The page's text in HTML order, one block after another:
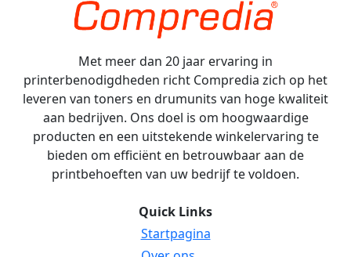
Met meer dan 20 jaar ervaring in
printerbenodigdheden richt Compredia zich op het
leveren van toners en drumunits van hoge kwaliteit
aan bedrijven. Ons doel is om hoogwaardige
producten en een uitstekende winkelervaring te
bieden om efficiënt en betrouwbaar aan de
printbehoeften van uw bedrijf te voldoen.
Quick Links
Startpagina